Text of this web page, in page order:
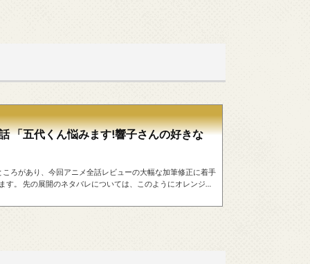
「五代くん悩みます!響子さんの好きな
ろがあり、今回アニメ全話レビューの大幅な加筆修正に着手
。 先の展開のネタバレについては、このようにオレンジ色
々とする五代君。そんなとき、すっかり懐かれた郁子ちゃん